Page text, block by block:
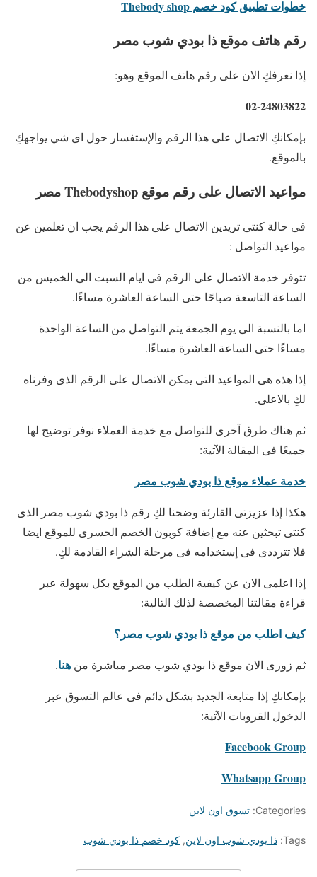
خطوات تطبيق كود خصم Thebody shop
رقم هاتف موقع ذا بودي شوب مصر
إذا نعرفكِ الان على رقم هاتف الموقع وهو:
02-24803822
بإمكانكِ الاتصال على هذا الرقم والإستفسار حول اى شي يواجهكِ
بالموقع.
مواعيد الاتصال على رقم موقع Thebodyshop مصر
فى حالة كنتى تريدين الاتصال على هذا الرقم يجب ان تعلمين عن
مواعيد التواصل :
تتوفر خدمة الاتصال على الرقم فى ايام السبت الى الخميس من
الساعة التاسعة صباحًا حتى الساعة العاشرة مساءًا.
اما بالنسبة الى يوم الجمعة يتم التواصل من الساعة الواحدة
مساءًا حتى الساعة العاشرة مساءًا.
إذا هذه هى المواعيد التى يمكن الاتصال على الرقم الذى وفرناه
لكِ بالاعلى.
ثم هناك طرق آخرى للتواصل مع خدمة العملاء نوفر توضيح لها
جميعًا فى المقالة الآتية:
خدمة عملاء موقع ذا بودي شوب مصر
هكذا إذا عزيزتى القارئة وضحنا لكِ رقم ذا بودي شوب مصر الذى
كنتى تبحثين عنه مع إضافة كوبون الخصم الحسرى للموقع ايضا
فلا تترددى فى إستخدامه فى مرحلة الشراء القادمة لكِ.
إذا اعلمى الان عن كيفية الطلب من الموقع بكل سهولة عبر
قراءة مقالتنا المخصصة لذلك التالية:
كيف اطلب من موقع ذا بودي شوب مصر؟
ثم زورى الان موقع ذا بودي شوب مصر مباشرة من هنا.
بإمكانكِ إذا متابعة الجديد بشكل دائم فى عالم التسوق عبر
الدخول القروبات الآتية:
Facebook Group
Whatsapp Group
Categories: تسوق اون لاين
Tags: ذا بودي شوب اون لاين, كود خصم ذا بودي شوب